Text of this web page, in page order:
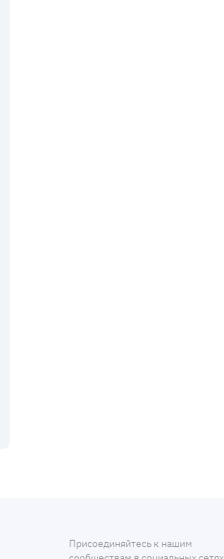
Присоединяйтесь к нашим